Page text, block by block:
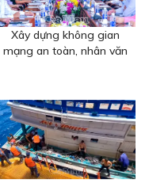
Xây dựng không gian
mạng an toàn, nhân văn